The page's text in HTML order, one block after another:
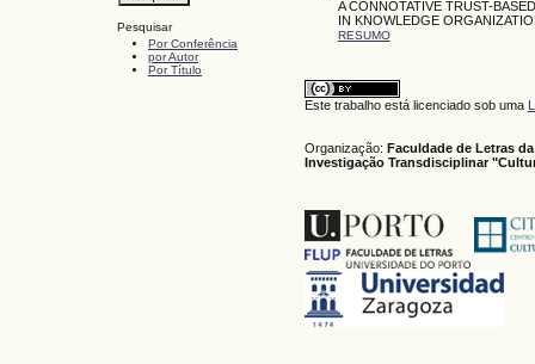
Pesquisar
Por Conferência
por Autor
Por Título
A CONNOTATIVE TRUST-
IN KNOWLEDGE
RESUMO
Este trabalho está licenciado sob uma
Organização: Faculdade de Letras
Investigação Transdisciplinar